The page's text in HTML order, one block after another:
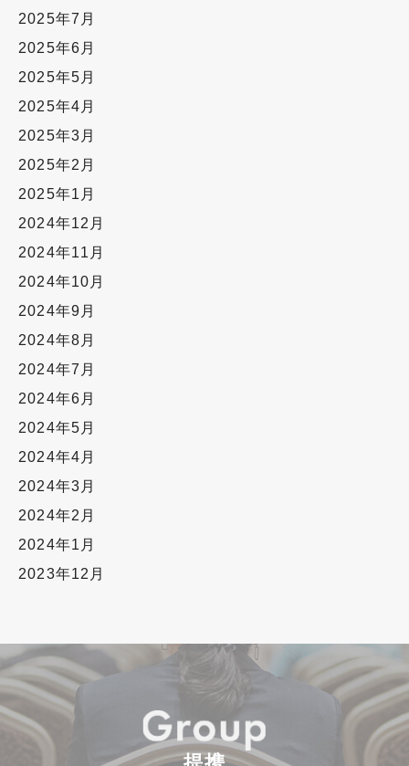
2025年7月
2025年6月
2025年5月
2025年4月
2025年3月
2025年2月
2025年1月
2024年12月
2024年11月
2024年10月
2024年9月
2024年8月
2024年7月
2024年6月
2024年5月
2024年4月
2024年3月
2024年2月
2024年1月
2023年12月